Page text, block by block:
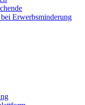
Erwerbsminderung